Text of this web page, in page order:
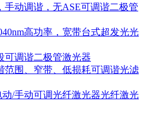
手动调谐，无ASE可调谐二极管
高功率，宽带台式超发光光
可调谐二极管激光器
范围、窄带、低损耗可调谐光滤
动/手动可调光纤激光器光纤激光